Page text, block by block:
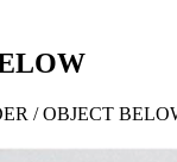
/ OBJECT